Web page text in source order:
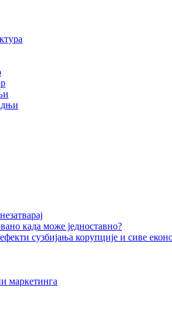
када може једноставно?
сузбијања корупције и сиве
маркетинга